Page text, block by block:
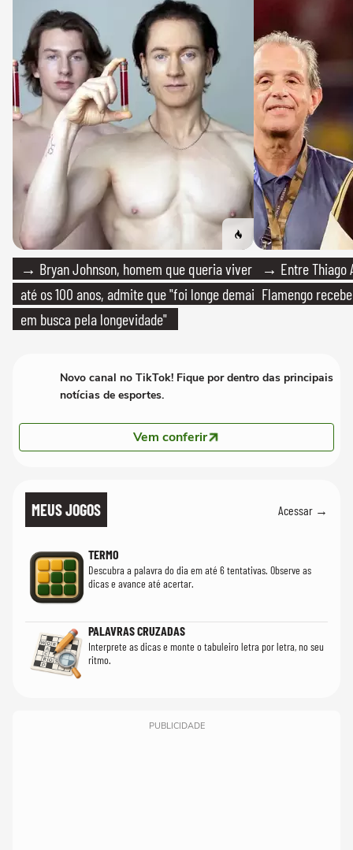
→ Bryan Johnson, homem que queria viver
até os 100 anos, admite que "foi longe demais
em busca pela longevidade"
→ Entre Thiago
Flamengo
Novo canal no TikTok! Fique por dentro das principais
notícias de esportes.
Vem conferir
MEUS JOGOS Acessar →
TERMO
Descubra a palavra do dia em até 6 tentativas. Observe as
dicas e avance até acertar.
PALAVRAS CRUZADAS
Interprete as dicas e monte o tabuleiro letra por letra, no seu
ritmo.
PUBLICIDADE